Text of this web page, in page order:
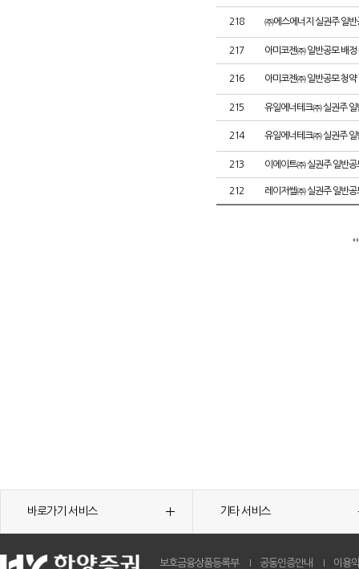
218 ㈜에스에너지 실권주 일반
217 아미코젠㈜ 일반공모 배정
216 아미코젠㈜ 일반공모 청약
215 유일에너테크㈜ 실권주 일
214 유일에너테크㈜ 실권주 일
213 이에이트㈜ 실권주 일반공
212 레이저쎌㈜ 실권주 일반공
바로가기 서비스 기타 서비스
보호금융상품등록부 공동인증안내 이용